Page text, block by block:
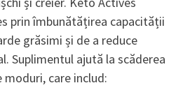
prin îmbunătățirea capacității
grăsimi și de a reduce
Suplimentul ajută la scăderea
care includ: